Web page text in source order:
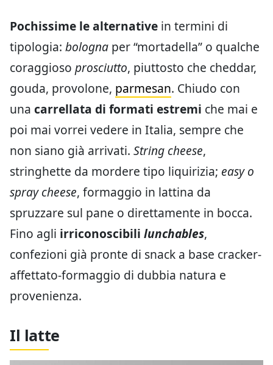
Pochissime le alternative in termini di
tipologia: bologna per “mortadella” o qualche
coraggioso prosciutto, piuttosto che cheddar,
gouda, provolone, parmesan. Chiudo con
una carrellata di formati estremi che mai e
poi mai vorrei vedere in Italia, sempre che
non siano già arrivati. String cheese,
stringhette da mordere tipo liquirizia; easy o
spray cheese, formaggio in lattina da
spruzzare sul pane o direttamente in bocca.
Fino agli irriconoscibili lunchables,
confezioni già pronte di snack a base cracker-
affettato-formaggio di dubbia natura e
provenienza.
Il latte